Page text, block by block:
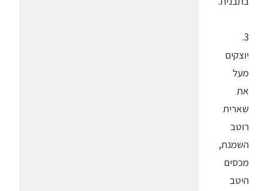
3.
יוצקים
מעל
את
שארית
רוטב
השמנת,
מכסים
היטב